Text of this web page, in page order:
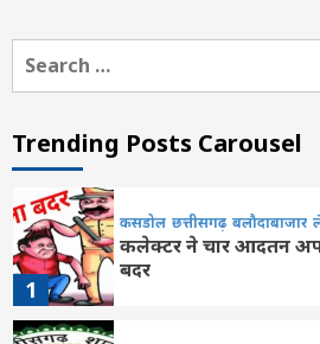
Search
for:
Trending Posts Carousel
7
मुख्यमंत्री विष्णुदेव साय
शुभारंभ
1
कसडोल छत्तीसगढ़ बलौदाबाजार
कलेक्टर ने चार आदतन
बदर